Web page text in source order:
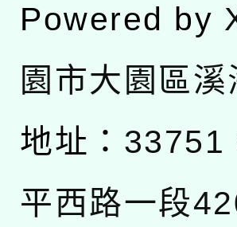
Powered by
園市大園區
地址： 33751
平西路一段